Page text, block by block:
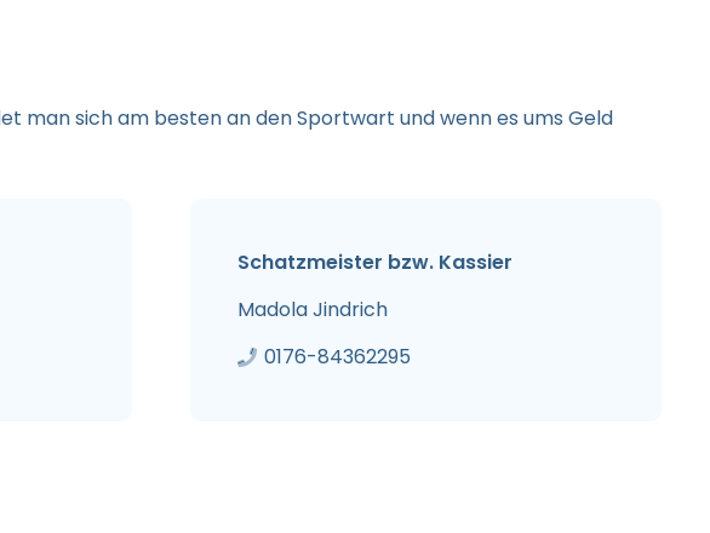
man sich am besten an den Sportwart und wenn es ums Geld
Schatzmeister bzw. Kassier
Madola Jindrich
0176-84362295